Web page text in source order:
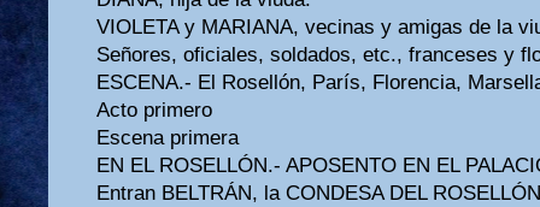
VIOLETA y MARIANA, vecinas y amigas de la
Señores, oficiales, soldados, etc., franceses y
ESCENA.- El Rosellón, París, Florencia,
Acto primero
Escena primera
EN EL ROSELLÓN.- APOSENTO EN EL
Entran BELTRÁN, la CONDESA DEL